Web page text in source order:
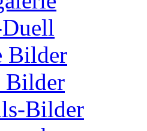
Bilder
Bilder
Bilder